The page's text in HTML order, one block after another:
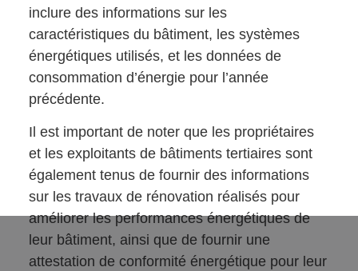
inclure des informations sur les
caractéristiques du bâtiment, les systèmes
énergétiques utilisés, et les données de
consommation d’énergie pour l’année
précédente.
Il est important de noter que les propriétaires
et les exploitants de bâtiments tertiaires sont
également tenus de fournir des informations
sur les travaux de rénovation réalisés pour
améliorer les performances énergétiques de
leur bâtiment, ainsi que de fournir une
attestation de conformité énergétique pour leur